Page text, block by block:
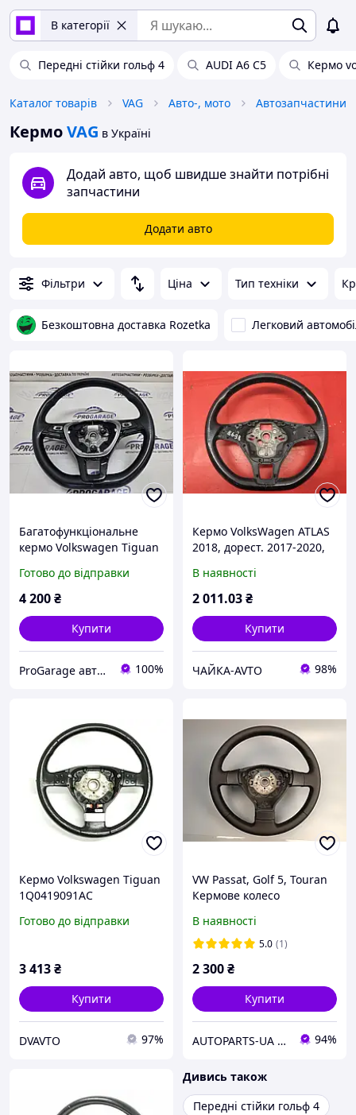
В категорії
Передні стійки гольф 4 AUDI A6 C5 Кермо
Каталог товарів VAG Авто-, мото Автозапчастини
КермоVAG в Україні
Додай авто, щоб швидше знайти потрібні
запчастини
Додати авто
Фільтри Ціна Тип техніки
Безкоштовна доставка Rozetka Легковий
Багатофункціональне
кермо Volkswagen Tiguan
Готово до відправки
4 200₴
Купити
ProGarage авторозбірка, запчастини, доставка по Україні 100%
Кермо VolksWagen ATLAS
2018, дорест. 2017-2020,
дефектів, 26606 - 8698
В наявності
2 011.03₴
Купити
ЧАЙКА-AVTO 98%
Кермо Volkswagen Tiguan
1Q0419091AC
Готово до відправки
3 413₴
Купити
DVAVTO 97%
VW Passat, Golf 5, Touran
Кермове колесо
перешитий) 1K0418091AG
В наявності
5.0 (1)
2 300₴
Купити
AUTOPARTS-UA авторозборка SKODA OCTAVIA A5 94%
Дивись також
Передні стійки гольф 4